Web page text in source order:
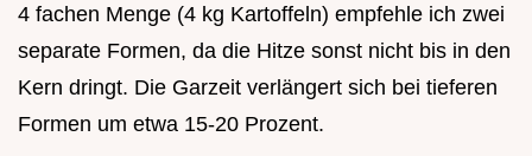
4 fachen Menge (4 kg Kartoffeln) empfehle ich zwei
separate Formen, da die Hitze sonst nicht bis in den
Kern dringt. Die Garzeit verlängert sich bei tieferen
Formen um etwa 15-20 Prozent.